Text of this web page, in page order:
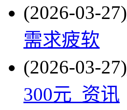
(2026-03-27)
需求疲软
(2026-03-27)
300元_资讯